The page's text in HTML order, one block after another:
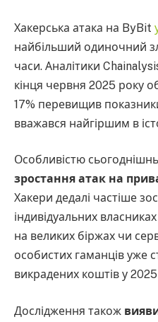
Хакерська атака на ByBit
найбільший одиночний
часи. Аналітики
кінця червня 2025 року
17% перевищив
вважався найгіршим в
Особливістю
зростання атак на
Хакери дедалі частіше
індивідуальних
на великих біржах чи
особистих гаманців уже
викрадених коштів у 2025
Дослідження також